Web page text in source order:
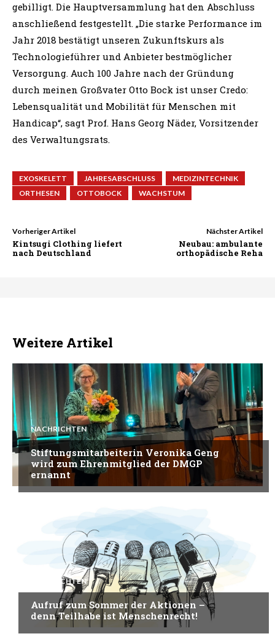
gebilligt. Die Hauptversammlung hat den Abschluss
anschließend festgestellt. „Die starke Performance im
Jahr 2018 bestätigt unseren Zukunftskurs als
Technologieführer und Anbieter bestmöglicher
Versorgung. Auch 100 Jahre nach der Gründung
durch meinen Großvater Otto Bock ist unser Credo:
Lebensqualität und Mobilität für Menschen mit
Handicap“, sagt Prof. Hans Georg Näder, Vorsitzender
des Verwaltungsrats.
EXOSKELETT JAHRESABSCHLUSS
MEDIZINTECHNIK
ORTHESEN
OTTOBOCK WACHSTUM
Vorheriger Artikel
Kintsugi Clothing liefert
nach Deutschland
Nächster Artikel
Neubau: ambulante
orthopädische Reha
Weitere Artikel
NACHRICHTEN
Stiftungsmitarbeiterin Veronika Geng
wird zum Ehrenmitglied der DMGP
ernannt
NACHRICHTEN
Aufruf zum Sommer der Aktionen –
denn Teilhabe ist Menschenrecht!